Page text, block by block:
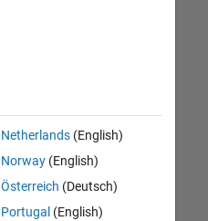
Netherlands(English)
Norway(English)
Österreich (Deutsch)
Portugal (English)